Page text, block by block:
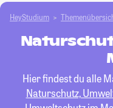
HeyStudium
Hier findest du alle
Naturschutz,